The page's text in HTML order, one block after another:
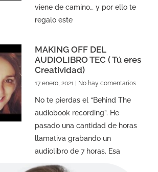
viene de camino… y por ello te
regalo este
MAKING OFF DEL
AUDIOLIBRO TEC ( Tú eres
Creatividad)
17 enero, 2021 No hay comentarios
No te pierdas el “Behind The
audiobook recording”. He
pasado una cantidad de horas
llamativa grabando un
audiolibro de 7 horas. Esa